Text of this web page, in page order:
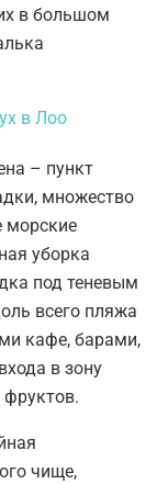
в большом
– пункт
множество
морские
уборка
под теневым
всего пляжа
кафе, барами,
в зону
чище,